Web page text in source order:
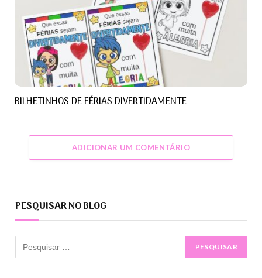
BILHETINHOS DE FÉRIAS DIVERTIDAMENTE
ADICIONAR UM COMENTÁRIO
PESQUISAR NO BLOG